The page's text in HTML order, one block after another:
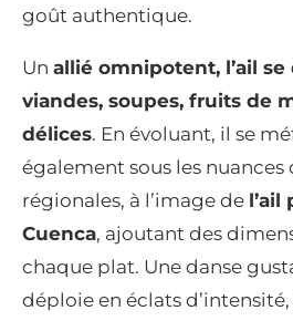
goût authentique.
Un allié omnipotent, l’ail
viandes, soupes, fruits de
délices. En évoluant, il se
également sous les nuances
régionales, à l’image de l’ail
Cuenca, ajoutant des
chaque plat. Une danse
déploie en éclats